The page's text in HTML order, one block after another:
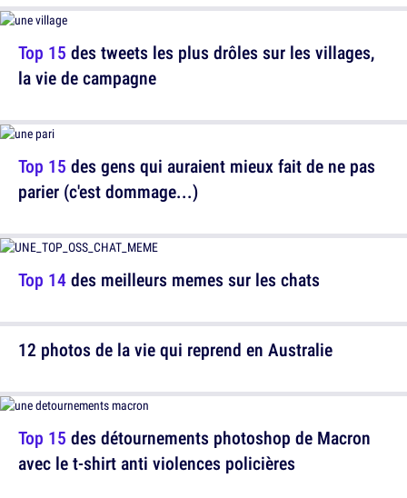
Top 15 des gens qui auraient mieux fait de ne pas
parier (c'est dommage...)
Top 15 des détournements photoshop de Macron
avec le t-shirt anti violences policières
Top 15 des tweets les plus drôles sur les villages,
la vie de campagne
Top 14des meilleurs memes sur les chats
12 photos de la vie qui reprend en Australie